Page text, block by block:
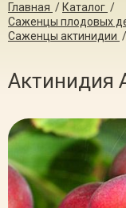
Главная / Каталог /
Саженцы плодовых
Саженцы актинидии /
Актинидия